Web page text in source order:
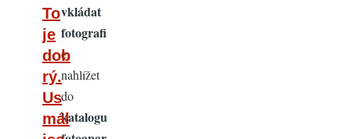
To
je
dob
rý.
Us
mál
vkládat
fotografi
e,
nahlížet
do
katalogu